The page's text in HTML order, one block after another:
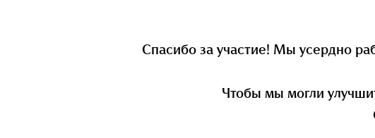
Спасибо за участие! Мы усердно
Чтобы мы могли